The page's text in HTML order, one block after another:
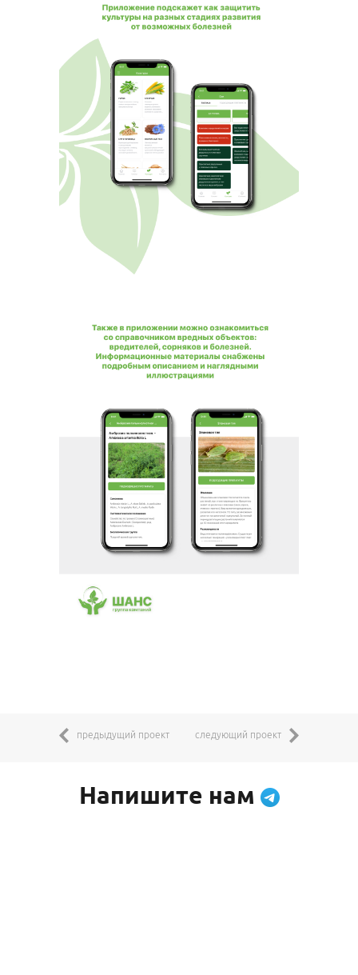
предыдущий проект следующий проект
Напишите нам